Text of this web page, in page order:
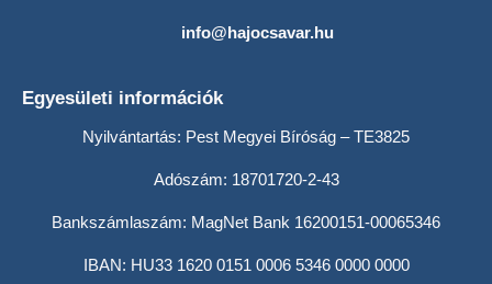
info@hajocsavar.hu
Egyesületi információk
Nyilvántartás: Pest Megyei Bíróság – TE3825
Adószám: 18701720-2-43
Bankszámlaszám: MagNet Bank 16200151-00065346
IBAN: HU33 1620 0151 0006 5346 0000 0000